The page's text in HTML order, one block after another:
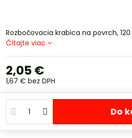
Rozbočovacia krabica na povrch,
Čítajte viac
2,05 €
1,67 € bez DPH
Do